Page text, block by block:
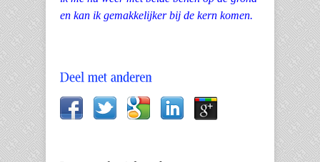
en kan ik gemakkelijker bij de kern komen.